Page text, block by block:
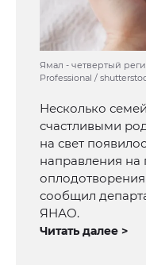
Ямал - четвертый
Professional /
Несколько
счастливыми
на свет
направления на
сообщил
ЯНАО.
Читать далее >